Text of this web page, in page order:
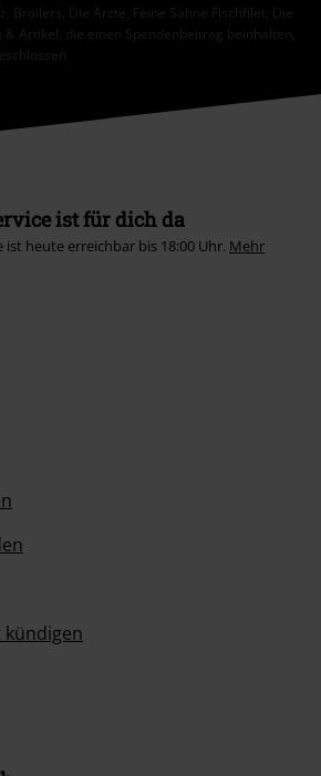
den EMP-Newsletter zu erhalten und willige
Handelsgesellschaft mbH meine
zu informieren. Die Verarbeitung meiner
erfolgt entsprechend den Bestimmungen in
Anmelden
einlösbar. Nicht mit anderen Aktionen
wird dir der Rabatt automatisch im
ist für dich da
ist heute erreichbar bis 18:00 Uhr.